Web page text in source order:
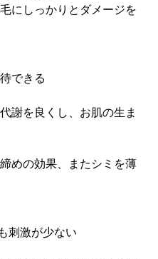
にしっかりとダメージを
できる
謝を良くし、お肌の生ま
めの効果、またシミを薄
刺激が少ない